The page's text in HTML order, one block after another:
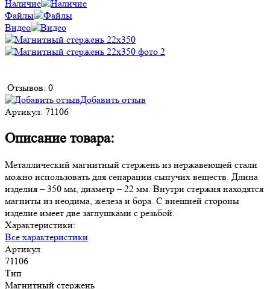
Наличие
Файлы
Видео
Отзывов: 0
Добавить отзыв
Артикул: 71106
Описание товара:
Металлический магнитный стержень из нержавеющей стали
можно использовать для сепарации сыпучих веществ. Длина
изделия – 350 мм, диаметр – 22 мм. Внутри стержня находятся
магниты из неодима, железа и бора. С внешней стороны
изделие имеет две заглушками с резьбой.
Характеристики:
Все характеристики
Артикул
71106
Тип
Магнитный стержень